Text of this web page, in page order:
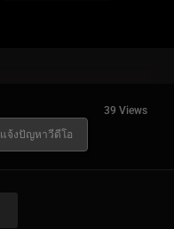
39 Views
แจ้งปัญหาวีดีโอ